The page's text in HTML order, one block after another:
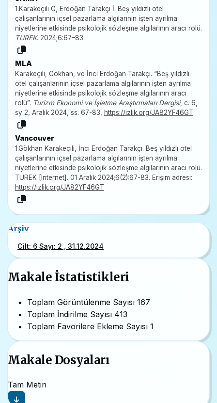
1.Karakeçili G, Erdoğan Tarakçı İ. Beş yıldızlı otel
çalışanlarının içsel pazarlama algılarının işten ayrılma
niyetlerine etkisinde psikolojik sözleşme algılarının aracı rolü.
TUREK. 2024;6:67–83.
MLA
Karakeçili, Gökhan, ve İnci Erdoğan Tarakçı. “Beş yıldızlı
otel çalışanlarının içsel pazarlama algılarının işten ayrılma
niyetlerine etkisinde psikolojik sözleşme algılarının aracı
rolü”. Turizm Ekonomi ve İşletme Araştırmaları Dergisi, c. 6,
sy 2, Aralık 2024, ss. 67-83,
https://izlik.org/JA82YF46GT.
Vancouver
1.Gökhan Karakeçili, İnci Erdoğan Tarakçı. Beş yıldızlı otel
çalışanlarının içsel pazarlama algılarının işten ayrılma
niyetlerine etkisinde psikolojik sözleşme algılarının aracı rolü.
TUREK [Internet]. 01 Aralık 2024;6(2):67-83. Erişim adresi:
https://izlik.org/JA82YF46GT
Arşiv
Cilt: 6 Sayı: 2 , 31.12.2024
Makale İstatistikleri
Toplam Görüntülenme Sayısı 167
Toplam İndirilme Sayısı 413
Toplam Favorilere Ekleme Sayısı 1
Makale Dosyaları
Tam Metin